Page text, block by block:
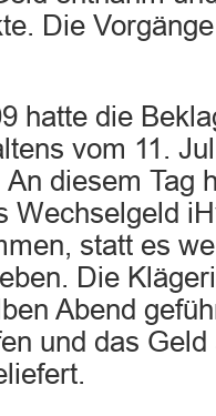
Die
hatte die
vom 11.
diesem Tag
Wechselgeld
statt es
Die
Abend
und das